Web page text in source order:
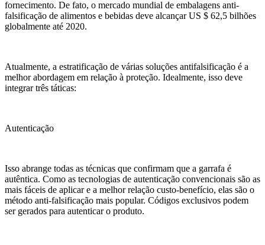
fornecimento. De fato, o mercado mundial de embalagens anti-
falsificação de alimentos e bebidas deve alcançar US $ 62,5 bilhões
globalmente até 2020.
Atualmente, a estratificação de várias soluções antifalsificação é a
melhor abordagem em relação à proteção. Idealmente, isso deve
integrar três táticas:
Autenticação
Isso abrange todas as técnicas que confirmam que a garrafa é
autêntica. Como as tecnologias de autenticação convencionais são as
mais fáceis de aplicar e a melhor relação custo-benefício, elas são o
método anti-falsificação mais popular. Códigos exclusivos podem
ser gerados para autenticar o produto.